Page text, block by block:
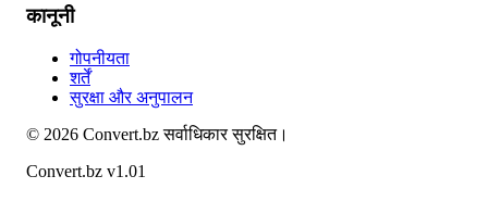
कानूनी
गोपनीयता
शर्तें
सुरक्षा और अनुपालन
© 2026 Convert.bzसर्वाधिकार सुरक्षित।
Convert.bz v1.01